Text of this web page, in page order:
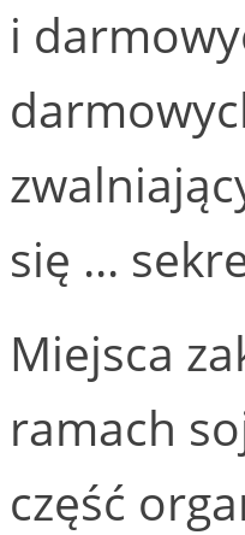
i
się ...
Miejsca
ramach
część